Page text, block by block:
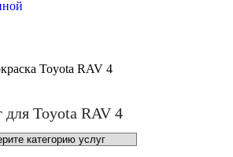
Toyota RAV 4
для Toyota RAV 4